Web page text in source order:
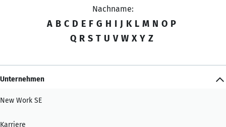
Nachname:
A B C D E F G H I J K L M N O P
Q R S T U V W X Y Z
Unternehmen
New Work SE
Karriere